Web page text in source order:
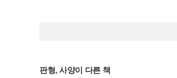
판형, 사양이 다른 책